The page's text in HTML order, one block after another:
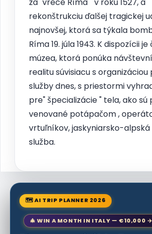
rekonštrukciu ďalšej tragickej
najnovšej, ktorá sa týkala
Ríma 19. júla 1943. K dispozícii je
múzea, ktorá ponúka
realitu súvisiacu s organizáciou
služby dnes, s priestormi
pre" špecializácie " tela, ako
venované potápačom ,
vrtuľníkov, jaskyniarsko-alpská
služba.
🗺 AI TRIP PLANNER 2026
🎄 WIN A MONTH IN ITALY — €10,000 →